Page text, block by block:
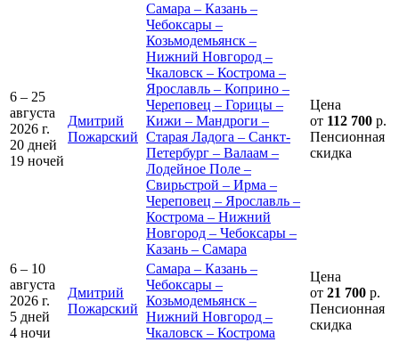
6 – 25
августа
2026 г.
20 дней
19 ночей
Дмитрий
Пожарский
Самара – Казань –
Чебоксары –
Козьмодемьянск –
Нижний Новгород –
Чкаловск – Кострома –
Ярославль – Коприно –
Череповец – Горицы –
Кижи – Мандроги –
Старая Ладога – Санкт-
Петербург – Валаам –
Лодейное Поле –
Свирьстрой – Ирма –
Череповец – Ярославль –
Кострома – Нижний
Новгород – Чебоксары –
Казань – Самара
Цена
от 112 700 р.
Пенсионная
скидка
6 – 10
августа
2026 г.
5 дней
4 ночи
Дмитрий
Пожарский
Самара – Казань –
Чебоксары –
Козьмодемьянск –
Нижний Новгород –
Чкаловск – Кострома
Цена
от 21 700 р.
Пенсионная
скидка